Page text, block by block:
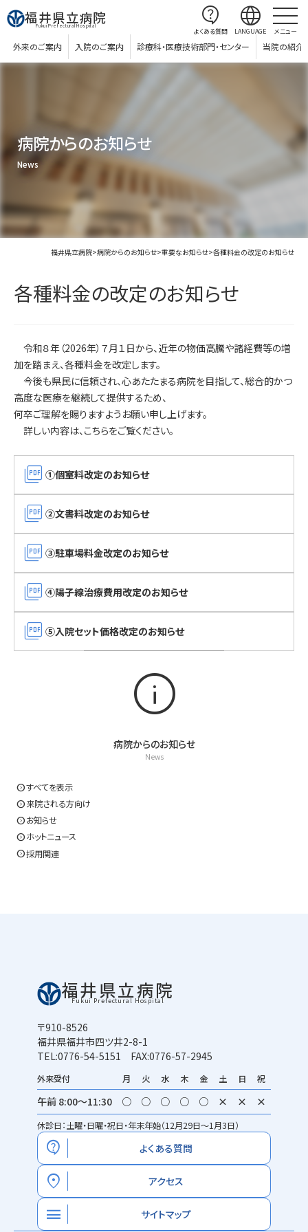
福井県立病院
Fukui Prefectural Hospital
外来のご案内 入院のご案内 診療科・医療技術部門・センター 当院の紹介
contact_support
よくある質問
language
LANGUAGE メニュー
病院からのお知らせ
News
福井県立病院>病院からのお知らせ>重要なお知らせ>各種料金の改定のお知らせ
各種料金の改定のお知らせ
令和８年（2026年）７月１日から、近年の物価高騰や諸経費等の増
加を踏まえ、各種料金を改定します。
今後も県民に信頼され、心あたたまる病院を目指して、総合的かつ
高度な医療を継続して提供するため、
何卒ご理解を賜りますようお願い申し上げます。
詳しい内容は、こちらをご覧ください。
picture_as_pdf ①個室料改定のお知らせ
picture_as_pdf ②文書料改定のお知らせ
picture_as_pdf ③駐車場料金改定のお知らせ
picture_as_pdf ④陽子線治療費用改定のお知らせ
picture_as_pdf ⑤入院セット価格改定のお知らせ
Info
病院からのお知らせ
News
expand_circle_rightすべてを表示
expand_circle_right来院される方向け
expand_circle_rightお知らせ
expand_circle_rightホットニュース
expand_circle_right採用関連
福井県立病院
Fukui Prefectural Hospital
〒910-8526
福井県福井市四ツ井2-8-1
TEL:0776-54-5151 FAX:0776-57-2945
外来受付 月 火 水 木 金 土 日 祝
午前 8:00～11:30 ○ ○ ○ ○ ○ × × ×
休診日：土曜・日曜・祝日・年末年始（12月29日～1月3日）
contact_support よくある質問
location_on アクセス
menu サイトマップ